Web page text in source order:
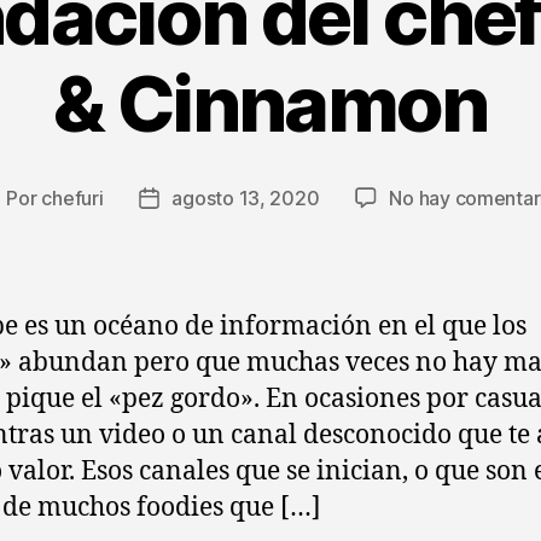
& Cinnamon
Por chefuri
Fechaagosto 13, 2020 No hay
es un océano de información en el que los
abundan pero que muchas veces no hay
pique el «pez gordo». En ocasiones por
un video o un canal desconocido que te
Esos canales que se inician, o que son
muchos foodies que […]